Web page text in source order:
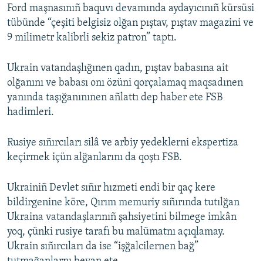
Русский
Українською
QOŞULIÑIZ!
Ford maşnasınıñ baquvı devamında aydayıcınıñ kürsüsi
tübünde “çeşiti belgisiz olğan pıştav, pıştav magazini ve
9 milimetr kalibrli sekiz patron” taptı.
Ukrain vatandaşlığınen qadın, pıştav babasına ait
olğanını ve babası onı özüni qorçalamaq maqsadınen
yanında taşığanınınen añlattı dep haber ete FSB
hadimleri.
Rusiye sıñırcıları silâ ve arbiy yedeklerni ekspertiza
keçirmek içün alğanlarını da qoştı FSB.
Ukrainiñ Devlet sıñır hızmeti endi bir qaç kere
bildirgenine köre, Qırım memuriy sıñırında tutılğan
Ukraina vatandaşlarınıñ şahsiyetini bilmege imkân
yoq, çünki rusiye tarafı bu malümatnı açıqlamay.
Ukrain sıñırcıları da ise “işğalcilernen bağ”